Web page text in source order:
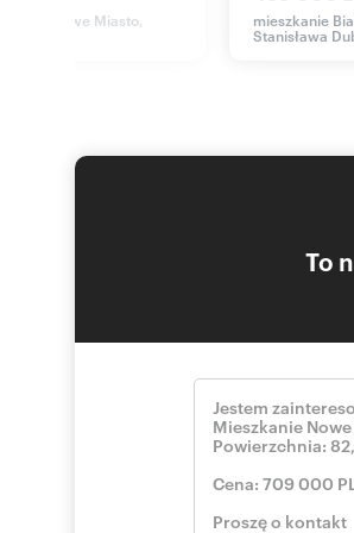
Numer oferty: 571739377
Nowe Miasto, mieszkanie
Stanisława
To